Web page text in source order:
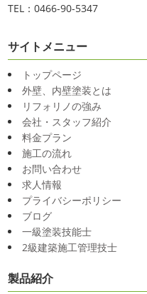
TEL：0466-90-5347
サイトメニュー
トップページ
外壁、内壁塗装とは
リフォリノの強み
会社・スタッフ紹介
料金プラン
施工の流れ
お問い合わせ
求人情報
プライバシーポリシー
ブログ
一級塗装技能士
2級建築施工管理技士
製品紹介